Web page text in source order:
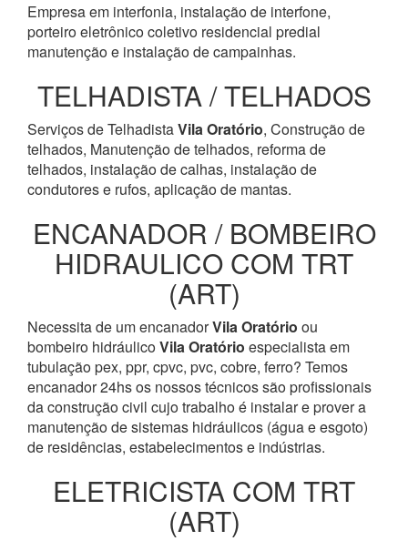
Empresa em interfonia, instalação de interfone,
porteiro eletrônico coletivo residencial predial
manutenção e instalação de campainhas.
TELHADISTA / TELHADOS
Serviços de TelhadistaVila Oratório, Construção de
telhados, Manutenção de telhados, reforma de
telhados, instalação de calhas, instalação de
condutores e rufos, aplicação de mantas.
ENCANADOR / BOMBEIRO
HIDRAULICO COM TRT
(ART)
Necessita de um encanadorVila Oratório ou
bombeiro hidráulicoVila Oratório especialista em
tubulação pex, ppr, cpvc, pvc, cobre, ferro? Temos
encanador 24hs os nossos técnicos são profissionais
da construção civil cujo trabalho é instalar e prover a
manutenção de sistemas hidráulicos (água e esgoto)
de residências, estabelecimentos e indústrias.
ELETRICISTA COM TRT
(ART)